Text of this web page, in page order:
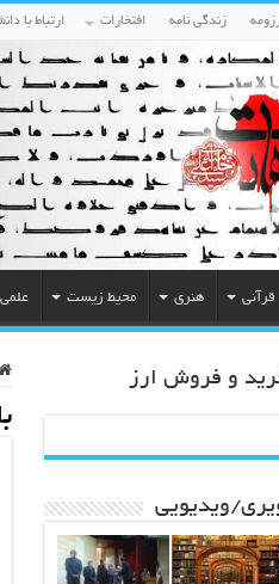
زندگی نامه افتخارات ارتباط با
قرآنی هنری محیط زیست علمی
و فروش ارز
ویدیویی